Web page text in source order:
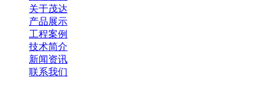
关于茂达
产品展示
工程案例
技术简介
新闻资讯
联系我们